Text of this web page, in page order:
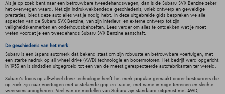
Als je op zoek bent naar een betrouwbare tweedehandswagen, dan is de Subaru SVX Benzine zeker
het overwegen waard. Met zijn indrukwekkendede geschiedenis, uniek ontwerp en geweldige
prestaties, biedt deze auto alles wat je nodig hebt. In deze uitgebreide gids bespreken we alle
aspecten van de Subaru SVX Benzine, van zijn interieur- en externe ontwerp tot zijn
veiligheidskenmerken en onderhoudsbehoeften. Lees verder om alles te ontdekken wat je moet
weten voordat je een tweedehands Subaru SVX Benzine aanschaft.
De geschiedenis van het merk:
Subaru is een Japans automerk dat bekend staat om zijn robuuste en betrouwbare voertuigen, met
een sterke nadruk op all-wheel drive (AWD) technologie en boxermotoren. Het bedrijf werd opgericht
in 1953 en is sindsdien uitgegroeid tot een van de meest gerespecteerde autofabrikanten ter wereld.
Subaru's focus op all-wheel drive technologie heeft het merk populair gemaakt onder bestuurders die
op zoek zijn naar voertuigen met uitstekende grip en tractie, met name in ruige terreinen en slechte
weersomstandigheden. Veel van de modellen van Subaru zijn standaard uitgerust met AWD,